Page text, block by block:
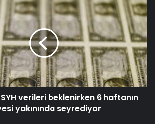
verileri beklenirken 6 haftanın
yakınında seyrediyor